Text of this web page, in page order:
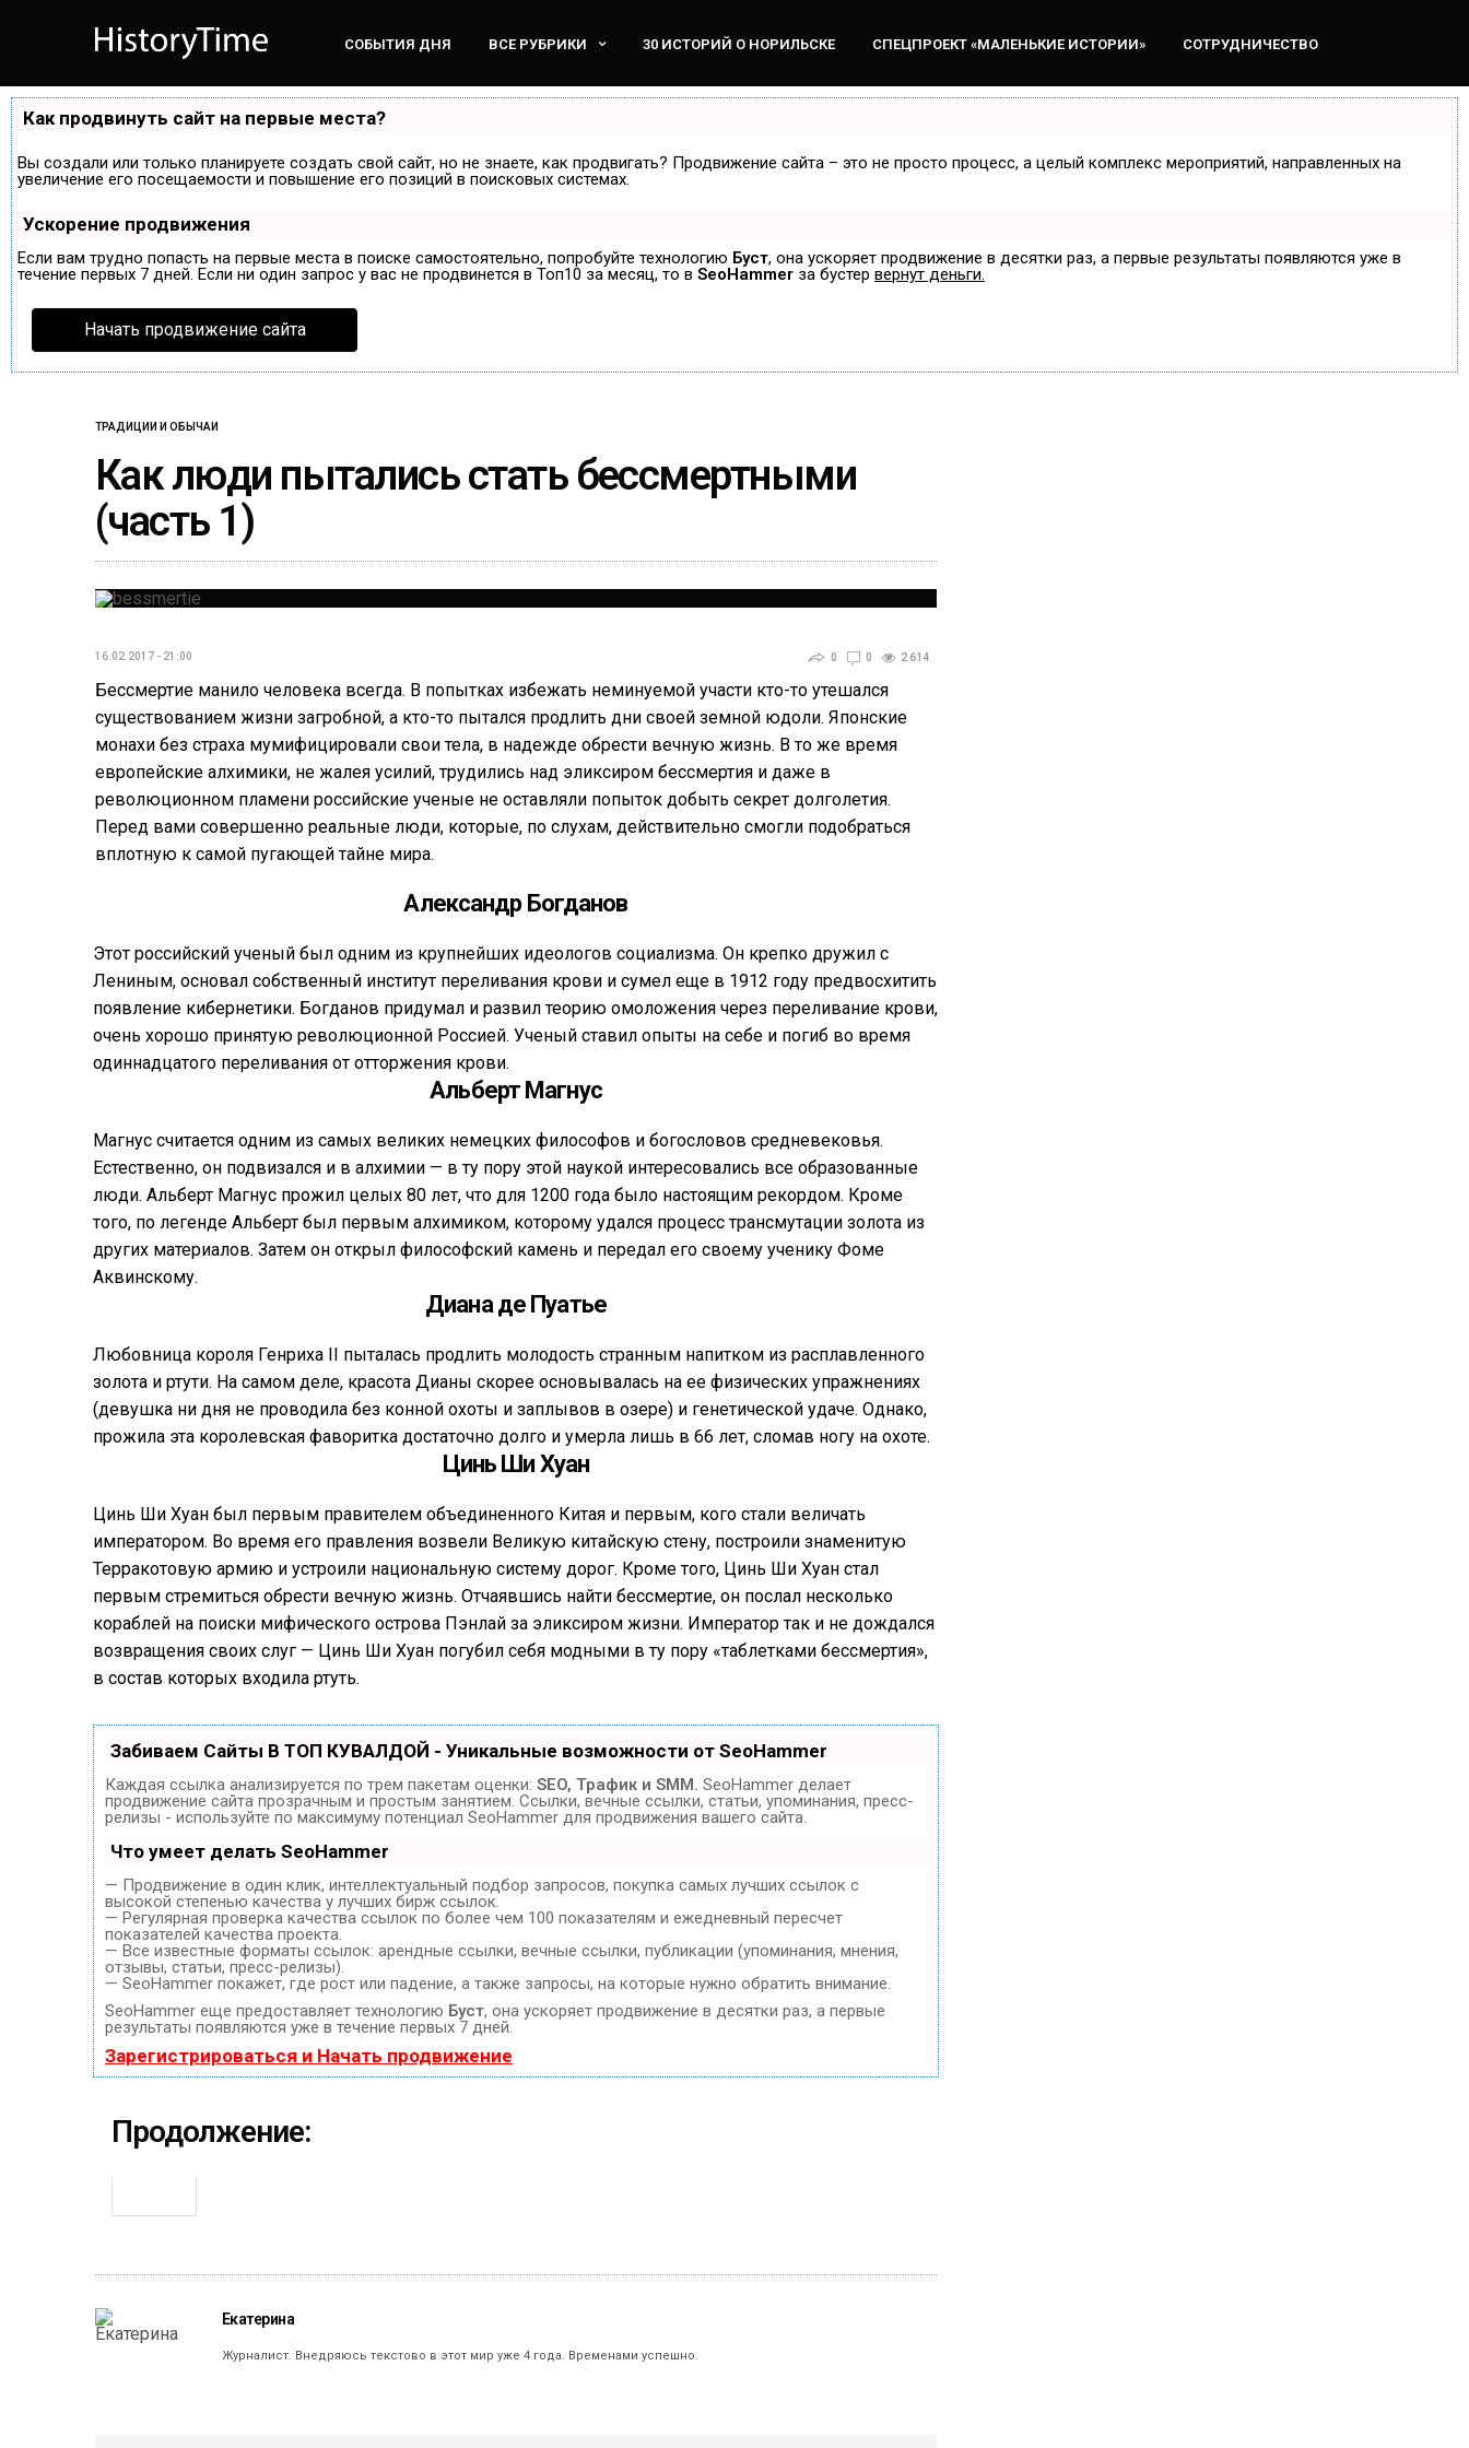
СОБЫТИЯ ДНЯ ВСЕ РУБРИКИ 30 ИСТОРИЙ О НОРИЛЬСКЕ СПЕЦПРОЕКТ «МАЛЕНЬКИЕ ИСТОРИИ» СОТРУДНИЧЕСТВО
Как продвинуть сайт на первые места?
Вы создали или только планируете создать свой сайт, но не знаете, как продвигать? Продвижение сайта – это не просто процесс, а целый комплекс мероприятий, направленных на
увеличение его посещаемости и повышение его позиций в поисковых системах.
Ускорение продвижения
Если вам трудно попасть на первые места в поиске самостоятельно, попробуйте технологию Буст, она ускоряет продвижение в десятки раз, а первые результаты появляются уже в
течение первых 7 дней. Если ни один запрос у вас не продвинется в Топ10 за месяц, то в SeoHammer за бустер вернут деньги.
Начать продвижение сайта
ТРАДИЦИИ И ОБЫЧАИ
Как люди пытались стать бессмертными
(часть 1)
16.02.2017 - 21:00 0 0 2 614
Бессмертие манило человека всегда. В попытках избежать неминуемой участи кто-то утешался
существованием жизни загробной, а кто-то пытался продлить дни своей земной юдоли. Японские
монахи без страха мумифицировали свои тела, в надежде обрести вечную жизнь. В то же время
европейские алхимики, не жалея усилий, трудились над эликсиром бессмертия и даже в
революционном пламени российские ученые не оставляли попыток добыть секрет долголетия.
Перед вами совершенно реальные люди, которые, по слухам, действительно смогли подобраться
вплотную к самой пугающей тайне мира.
Александр Богданов
Этот российский ученый был одним из крупнейших идеологов социализма. Он крепко дружил с
Лениным, основал собственный институт переливания крови и сумел еще в 1912 году предвосхитить
появление кибернетики. Богданов придумал и развил теорию омоложения через переливание крови,
очень хорошо принятую революционной Россией. Ученый ставил опыты на себе и погиб во время
одиннадцатого переливания от отторжения крови.
Альберт Магнус
Магнус считается одним из самых великих немецких философов и богословов средневековья.
Естественно, он подвизался и в алхимии — в ту пору этой наукой интересовались все образованные
люди. Альберт Магнус прожил целых 80 лет, что для 1200 года было настоящим рекордом. Кроме
того, по легенде Альберт был первым алхимиком, которому удался процесс трансмутации золота из
других материалов. Затем он открыл философский камень и передал его своему ученику Фоме
Аквинскому.
Диана де Пуатье
Любовница короля Генриха II пыталась продлить молодость странным напитком из расплавленного
золота и ртути. На самом деле, красота Дианы скорее основывалась на ее физических упражнениях
(девушка ни дня не проводила без конной охоты и заплывов в озере) и генетической удаче. Однако,
прожила эта королевская фаворитка достаточно долго и умерла лишь в 66 лет, сломав ногу на охоте.
Цинь Ши Хуан
Цинь Ши Хуан был первым правителем объединенного Китая и первым, кого стали величать
императором. Во время его правления возвели Великую китайскую стену, построили знаменитую
Терракотовую армию и устроили национальную систему дорог. Кроме того, Цинь Ши Хуан стал
первым стремиться обрести вечную жизнь. Отчаявшись найти бессмертие, он послал несколько
кораблей на поиски мифического острова Пэнлай за эликсиром жизни. Император так и не дождался
возвращения своих слуг — Цинь Ши Хуан погубил себя модными в ту пору «таблетками бессмертия»,
в состав которых входила ртуть.
Забиваем Сайты В ТОП КУВАЛДОЙ - Уникальные возможности от SeoHammer
Каждая ссылка анализируется по трем пакетам оценки: SEO, Трафик и SMM. SeoHammer делает
продвижение сайта прозрачным и простым занятием. Ссылки, вечные ссылки, статьи, упоминания, пресс-
релизы - используйте по максимуму потенциал SeoHammer для продвижения вашего сайта.
Что умеет делать SeoHammer
— Продвижение в один клик, интеллектуальный подбор запросов, покупка самых лучших ссылок с
высокой степенью качества у лучших бирж ссылок.
— Регулярная проверка качества ссылок по более чем 100 показателям и ежедневный пересчет
показателей качества проекта.
— Все известные форматы ссылок: арендные ссылки, вечные ссылки, публикации (упоминания, мнения,
отзывы, статьи, пресс-релизы).
— SeoHammer покажет, где рост или падение, а также запросы, на которые нужно обратить внимание.
SeoHammer еще предоставляет технологию Буст, она ускоряет продвижение в десятки раз, а первые
результаты появляются уже в течение первых 7 дней.
Зарегистрироваться и Начать продвижение
Продолжение:
Екатерина
Журналист. Внедряюсь текстово в этот мир уже 4 года. Временами успешно.